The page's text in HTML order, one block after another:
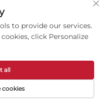
από άλλους προμηθευτές;
υψηλή φήμη στη βιομηχανία.
είναι διαδεδομένο σε όλη
ISO9001, ISO14001 και άλλες
διαγωνισμούς σε μεγάλα έργα σε
CIF.
Credit Card, PayPal, Western
to provide our services.
click Personalize
cookies
all